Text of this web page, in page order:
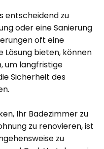
entscheidend zu
oder eineSanierung
oft eine
Lösung bieten, können
um langfristige
Sicherheit des
Ihr Badezimmer zu
zu renovieren, ist
zu